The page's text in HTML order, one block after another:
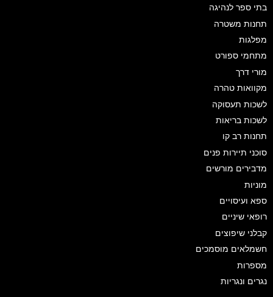
בתי ספר לנהיגה
תחנות משטרה
מפלגות
מתחמי ספורט
מורי דרך
מקוואות טהרה
לשכות תעסוקה
לשכות בריאות
תחנות רב קו
סוכני תיירות פנים
מדבירים מורשים
מוניות
ספא ועיסויים
רופאי שיניים
קבלני שיפוצים
חשמלאים מוסמכים
מספרות
נגרים ונגריות